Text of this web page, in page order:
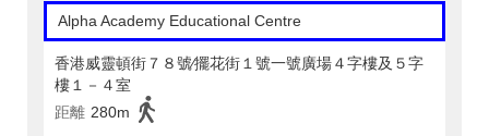
Alpha Academy Educational Centre
香港威靈頓街７８號∕擺花街１號一號廣場４字樓及５字
樓１－４室
距離 280m